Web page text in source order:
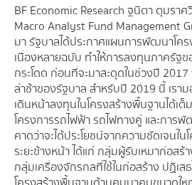
BF Economic Research ฐนิตา ตุมรา
Macro Analyst Fund Management
มา รัฐบาลได้ประกาศแผนการพัฒนาโค
เนื่องหลายฉบับ ทำให้การลงทุนภาครัฐ
กระโดด ก่อนที่จะมาสะดุดในช่วงปี
ล่าช้าของรัฐบาล สำหรับปี 2019 นี้ เรา
เดินหน้าลงทุนในโครงสร้างพื้นฐานได้เต็
โครงการรถไฟฟ้า รถไฟทางคู่ และกา
คาดว่าจะได้ประโยชน์จากความชัดเจนใ
ระยะข้างหน้า ได้แก่ กลุ่มผู้รับเหมาก่อสร้
กลุ่มเครื่องจักรกลที่ใช้ในก่อสร้าง ปฏิเส